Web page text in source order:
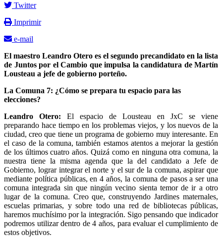
Twitter
Imprimir
e-mail
El maestro Leandro Otero es el segundo precandidato en la lista
de Juntos por el Cambio que impulsa la candidatura de Martín
Lousteau a jefe de gobierno porteño.
La Comuna 7: ¿Cómo se prepara tu espacio para las
elecciones?
Leandro Otero: El espacio de Lousteau en JxC se viene
preparando hace tiempo en los problemas viejos, y los nuevos de la
ciudad, creo que tiene un programa de gobierno muy interesante. En
el caso de la comuna, también estamos atentos a mejorar la gestión
de los últimos cuatro años. Quizá como en ninguna otra comuna, la
nuestra tiene la misma agenda que la del candidato a Jefe de
Gobierno, lograr integrar el norte y el sur de la comuna, aspirar que
mediante política públicas, en 4 años, la comuna de pasos a ser una
comuna integrada sin que ningún vecino sienta temor de ir a otro
lugar de la comuna. Creo que, construyendo Jardines maternales,
escuelas primarias, y sobre todo una red de bibliotecas públicas,
haremos muchísimo por la integración. Sigo pensando que indicador
podremos utilizar dentro de 4 años, para evaluar el cumplimiento de
estos objetivos.